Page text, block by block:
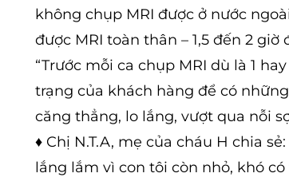
không chụp MRI được ở nước
được MRI toàn thân – 1,5 đến 2 giờ
“Trước mỗi ca chụp MRI dù là 1
trạng của khách hàng để có
căng thẳng, lo lắng, vượt qua nỗi
♦ Chị N.T.A, mẹ của cháu H chia
lắng lắm vì con tôi còn nhỏ, khó